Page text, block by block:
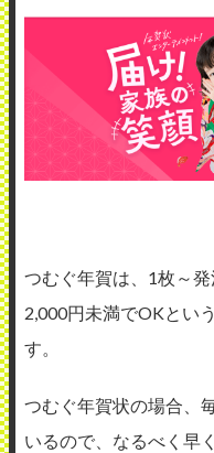
つむぐ年賀は、1枚～
2,000円未満でOKとい
す。
つむぐ年賀状の場合、
いるので、なるべく早